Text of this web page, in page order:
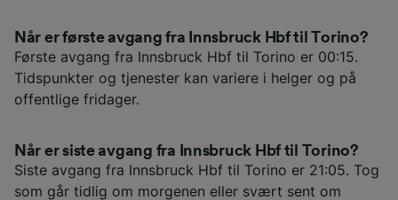
Når er første avgang fra Innsbruck Hbf til Torino?
Første avgang fra Innsbruck Hbf til Torino er 00:15.
Tidspunkter og tjenester kan variere i helger og på
offentlige fridager.
Når er siste avgang fra Innsbruck Hbf til Torino?
Siste avgang fra Innsbruck Hbf til Torino er 21:05. Tog
som går tidlig om morgenen eller svært sent om